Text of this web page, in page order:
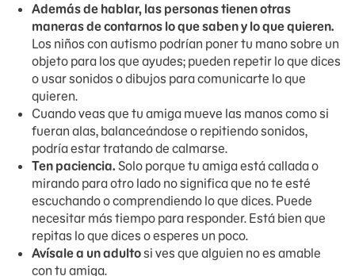
Además de hablar, las personas tienen otras
maneras de contarnos lo que saben y lo que quieren.
Los niños con autismo podrían poner tu mano sobre un
objeto para los que ayudes; pueden repetir lo que dices
o usar sonidos o dibujos para comunicarte lo que
quieren.
Cuando veas que tu amiga mueve las manos como si
fueran alas, balanceándose o repitiendo sonidos,
podría estar tratando de calmarse.
Ten paciencia. Solo porque tu amiga está callada o
mirando para otro lado no significa que no te esté
escuchando o comprendiendo lo que dices. Puede
necesitar más tiempo para responder. Está bien que
repitas lo que dices o esperes un poco.
Avísale a un adultosi ves que alguien no es amable
con tu amiga.